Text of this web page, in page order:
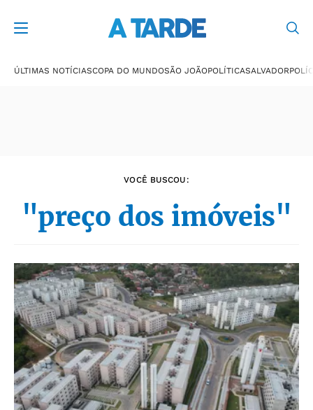
ÚLTIMAS NOTÍCIASCOPA DO MUNDOSÃO JOÃOPOLÍTICASALVADOR
VOCÊ BUSCOU:
"preço dos imóveis"